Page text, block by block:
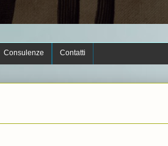
Consulenze Contatti